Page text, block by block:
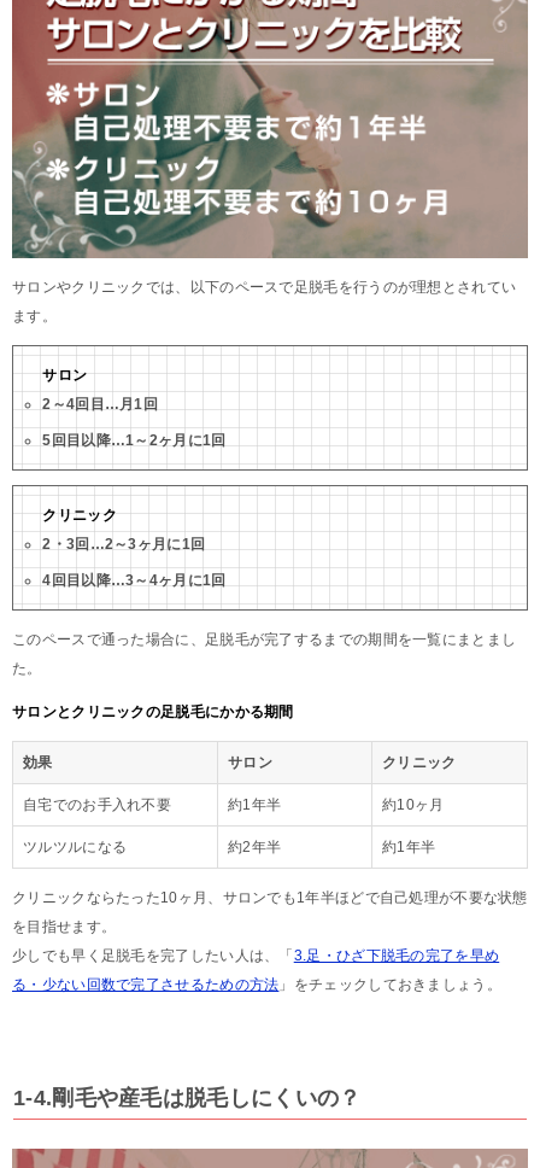
サロンやクリニックでは、以下のペースで足脱毛を行うのが理想とされてい
ます。
サロン
2～4回目…月1回
5回目以降…1～2ヶ月に1回
クリニック
2・3回…2～3ヶ月に1回
4回目以降…3～4ヶ月に1回
このペースで通った場合に、足脱毛が完了するまでの期間を一覧にまとまし
た。
サロンとクリニックの足脱毛にかかる期間
効果 サロン クリニック
自宅でのお手入れ不要 約1年半 約10ヶ月
ツルツルになる 約2年半 約1年半
クリニックならたった10ヶ月、サロンでも1年半ほどで自己処理が不要な状態
を目指せます。
少しでも早く足脱毛を完了したい人は、「 3.足・ひざ下脱毛の完了を早め
る・少ない回数で完了させるための方法 」をチェックしておきましょう。
1-4.剛毛や産毛は脱毛しにくいの？